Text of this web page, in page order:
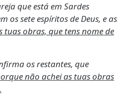
que está em Sardes
os sete espíritos de Deus, e as
tuas obras, que tens nome de
os restantes, que
não achei as tuas obras